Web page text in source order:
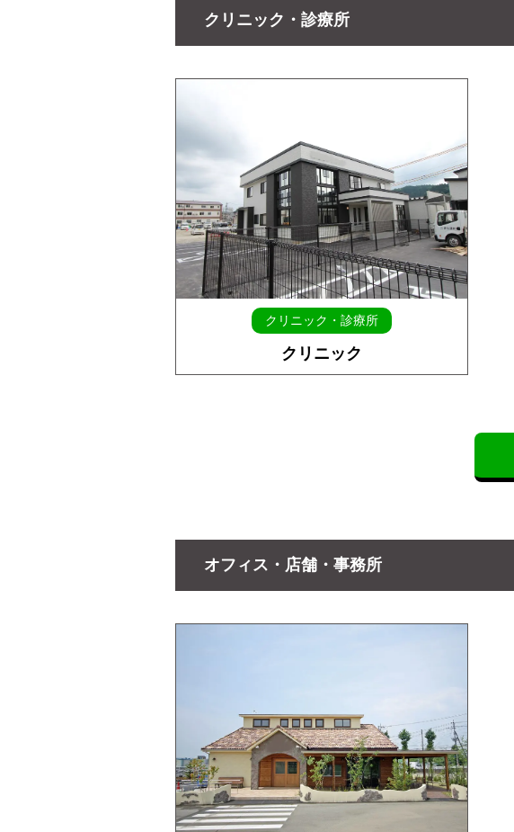
クリニック・診療所
クリニック・診療所
クリニック
オフィス・店舗・事務所